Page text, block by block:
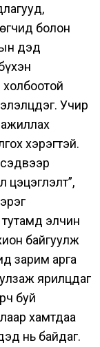
болон
дэд
холбоотой
Учир
ажиллах
хэрэгтэй.
сэдвээр
цэцэглэлт”,
элчин
байгуулж
зарим арга
ярилцдаг
буй
хамтдаа
нь байдаг.